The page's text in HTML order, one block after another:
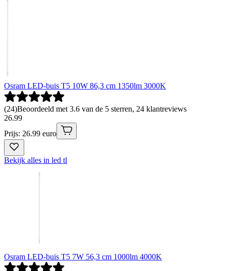
Osram LED-buis T5 10W 86,3 cm 1350lm 3000K
(24)Beoordeeld met 3.6 van de 5 sterren, 24 klantreviews
26.99
Prijs: 26.99 euro
Bekijk alles in led tl
Osram LED-buis T5 7W 56,3 cm 1000lm 4000K